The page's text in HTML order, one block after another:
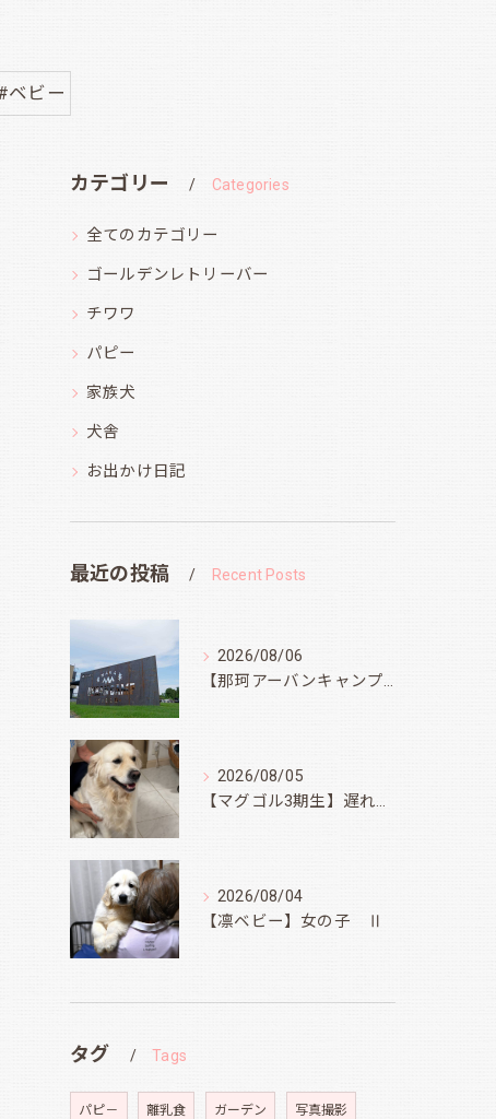
ベビー
カテゴリー Categories
全てのカテゴリー
ゴールデンレトリーバー
チワワ
パピー
家族犬
犬舎
お出かけ日記
最近の投稿 Recent Posts
2026/08/06
【那珂アーバンキャンプフィールド】
2026/08/05
【マグゴル3期生】遅ればせながら
2026/08/04
【凛ベビー】女の子 Ⅱ
タグ Tags
パピ－ 離乳食 ガーデン 写真撮影